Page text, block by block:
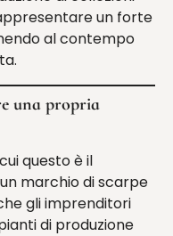
un forte
al contempo
una propria
questo è il
marchio di scarpe
gli imprenditori
di produzione